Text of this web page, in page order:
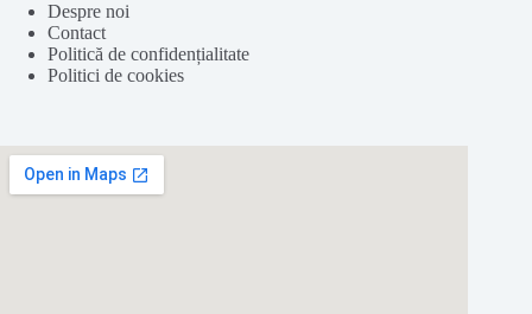
Despre noi
Contact
Politică de confidențialitate
Politici de cookies